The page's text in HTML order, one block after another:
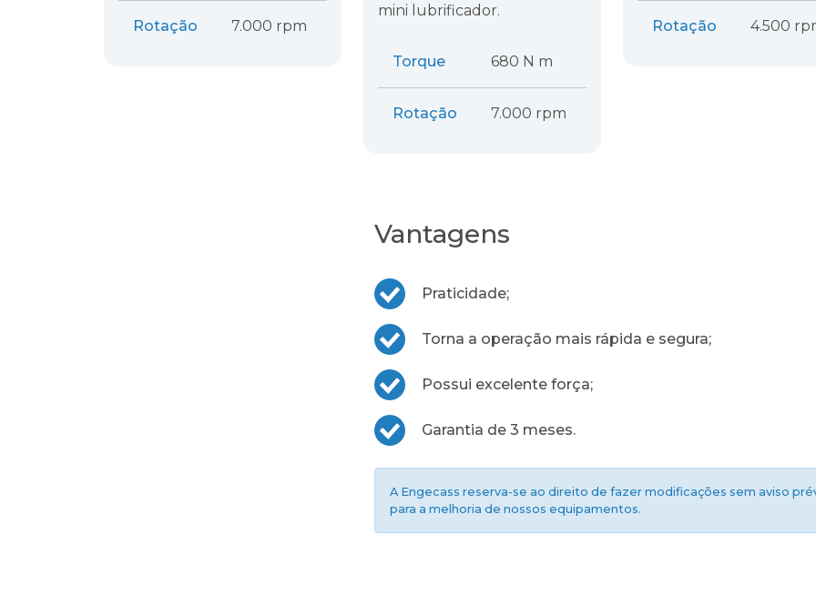
Rotação 7.000 rpm
mini lubrificador.
Torque 680 N m
Rotação 7.000 rpm
Rotação 4.500
Vantagens
Praticidade;
Torna a operação mais rápida e segura;
Possui excelente força;
Garantia de 3 meses.
A Engecass reserva-se ao direito de fazer modificações sem aviso
para a melhoria de nossos equipamentos.